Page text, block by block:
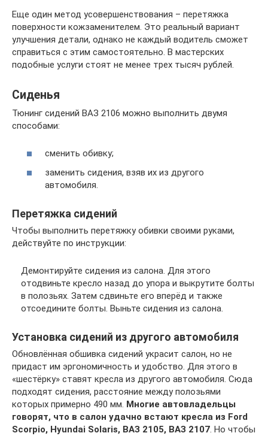
Еще один метод усовершенствования – перетяжка
поверхности кожзаменителем. Это реальный вариант
улучшения детали, однако не каждый водитель сможет
справиться с этим самостоятельно. В мастерских
подобные услуги стоят не менее трех тысяч рублей.
Сиденья
Тюнинг сидений ВАЗ 2106 можно выполнить двумя
способами:
сменить обивку;
заменить сидения, взяв их из другого
автомобиля.
Перетяжка сидений
Чтобы выполнить перетяжку обивки своими руками,
действуйте по инструкции:
Демонтируйте сидения из салона. Для этого
отодвиньте кресло назад до упора и выкрутите болты
в полозьях. Затем сдвиньте его вперёд и также
отсоедините болты. Выньте сидения из салона.
Установка сидений из другого автомобиля
Обновлённая обшивка сидений украсит салон, но не
придаст им эргономичность и удобство. Для этого в
«шестёрку» ставят кресла из другого автомобиля. Сюда
подходят сидения, расстояние между полозьями
которых примерно 490 мм. Многие автовладельцы
говорят, что в салон удачно встают кресла из Ford
Scorpio, Hyundai Solaris, ВАЗ 2105, ВАЗ 2107. Но чтобы